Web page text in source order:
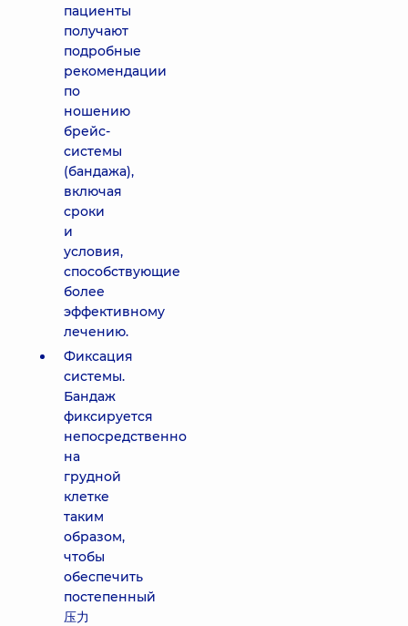
пациенты
получают
подробные
рекомендации
по
ношению
брейс-
системы
(бандажа),
включая
сроки
и
условия,
способствующие
более
эффективному
лечению.
Фиксация
системы.
Бандаж
фиксируется
непосредственно
на
грудной
клетке
таким
образом,
чтобы
обеспечить
постепенный
压力